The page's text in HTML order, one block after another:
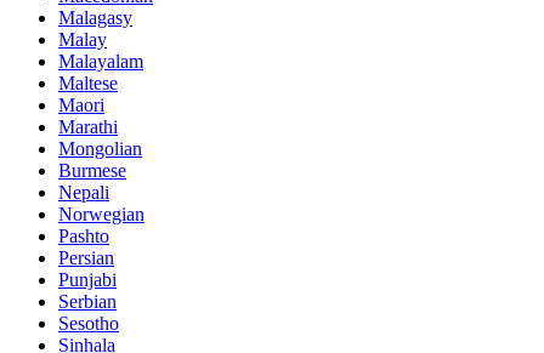
Malagasy
Malay
Malayalam
Maltese
Maori
Marathi
Mongolian
Burmese
Nepali
Norwegian
Pashto
Persian
Punjabi
Serbian
Sesotho
Sinhala